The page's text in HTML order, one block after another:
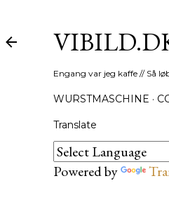
Engang var jeg kaffe // Så
WURSTMASCHINE
Translate
Powered by